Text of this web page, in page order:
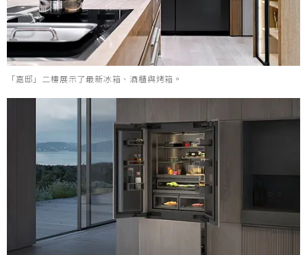
「嘉邸」二樓展示了最新冰箱、酒櫃與烤箱。